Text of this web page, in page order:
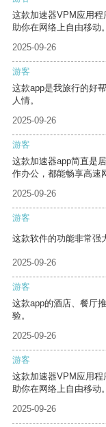
这款加速器VPM应用
助你在网络上自由移动。
2025-09-26
游客
这款app是我旅行的好
人情。
2025-09-26
游客
这款加速器app简直是
作办公，都能畅享高速
2025-09-26
游客
这款软件的功能非常强
2025-09-26
游客
这款app的酒店、餐厅
验。
2025-09-26
游客
这款加速器VPM应用
助你在网络上自由移动。
2025-09-26